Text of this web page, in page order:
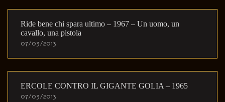
Ride bene chi spara ultimo – 1967 – Un uomo, un
cavallo, una pistola
07/03/2013
ERCOLE CONTRO IL GIGANTE GOLIA – 1965
07/03/2013